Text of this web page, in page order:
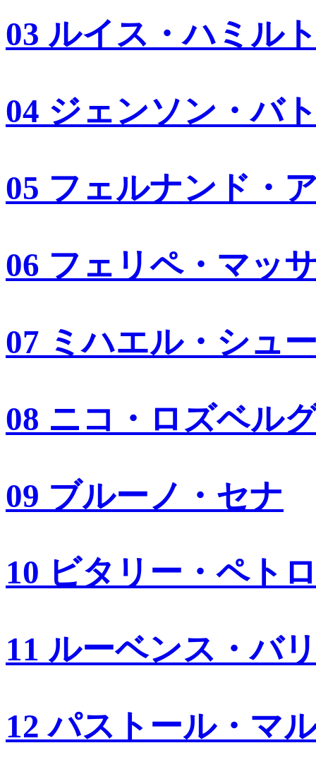
03 ルイス・ハミル
04 ジェンソン・バ
05 フェルナンド・
06 フェリペ・マッ
07 ミハエル・シュ
08 ニコ・ロズベル
09 ブルーノ・セナ
10 ビタリー・ペト
11 ルーベンス・バ
12 パストール・マ